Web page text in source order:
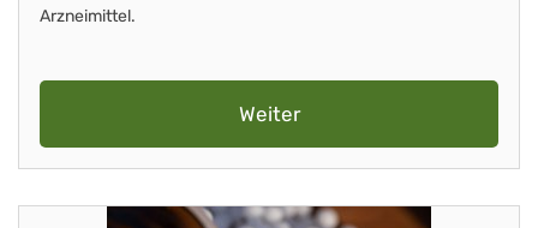
Arzneimittel.
Weiter